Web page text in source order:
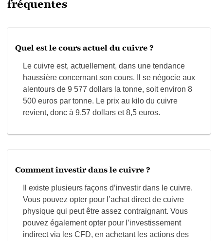
fréquentes
Quel est le cours actuel du cuivre ?
Le cuivre est, actuellement, dans une tendance
haussière concernant son cours. Il se négocie aux
alentours de 9 577 dollars la tonne, soit environ 8
500 euros par tonne. Le prix au kilo du cuivre
revient, donc à 9,57 dollars et 8,5 euros.
Comment investir dans le cuivre ?
Il existe plusieurs façons d’investir dans le cuivre.
Vous pouvez opter pour l’achat direct de cuivre
physique qui peut être assez contraignant. Vous
pouvez également opter pour l’investissement
indirect via les CFD, en achetant les actions des